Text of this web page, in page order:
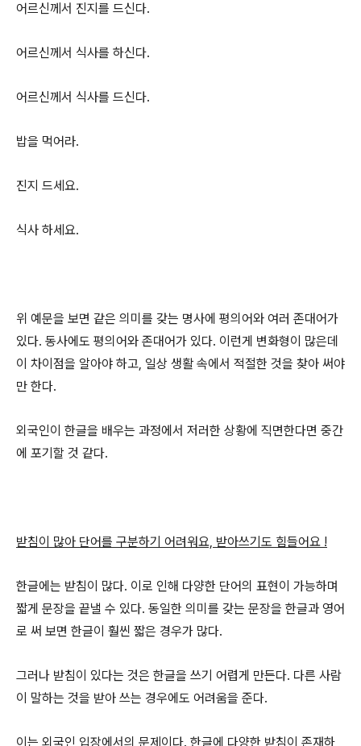
어르신께서 진지를 드신다.
어르신께서 식사를 하신다.
어르신께서 식사를 드신다.
밥을 먹어라.
진지 드세요.
식사 하세요.
위 예문을 보면 같은 의미를 갖는 명사에 평의어와 여러 존대어가
있다. 동사에도 평의어와 존대어가 있다. 이런게 변화형이 많은데
이 차이점을 알아야 하고, 일상 생활 속에서 적절한 것을 찾아 써야
만 한다.
외국인이 한글을 배우는 과정에서 저러한 상황에 직면한다면 중간
에 포기할 것 같다.
받침이 많아 단어를 구분하기 어려워요, 받아쓰기도 힘들어요 !
한글에는 받침이 많다. 이로 인해 다양한 단어의 표현이 가능하며
짧게 문장을 끝낼 수 있다. 동일한 의미를 갖는 문장을 한글과 영어
로 써 보면 한글이 훨씬 짧은 경우가 많다.
그러나 받침이 있다는 것은 한글을 쓰기 어렵게 만든다. 다른 사람
이 말하는 것을 받아 쓰는 경우에도 어려움을 준다.
이는 외국인 입장에서의 문제이다. 한글에 다양한 받침이 존재하